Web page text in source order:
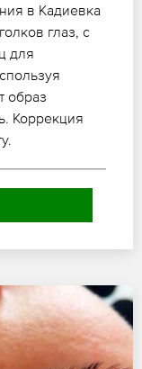
в Кадиевка
глаз, с
для
образ
Коррекция